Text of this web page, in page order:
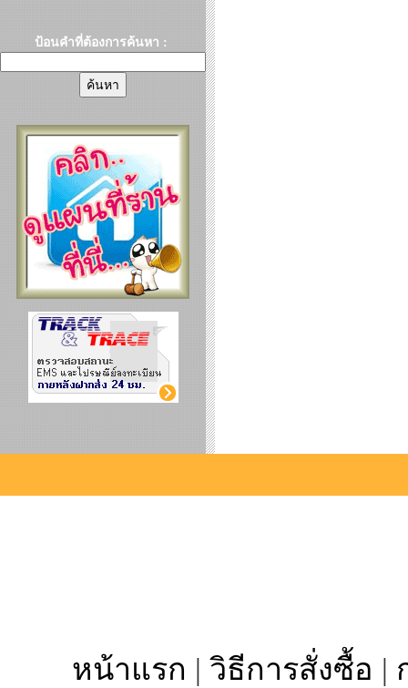
ป้อนคำที่ต้องการค้นหา :
หน้าแรก | วิธีการสั่งซื้อ |